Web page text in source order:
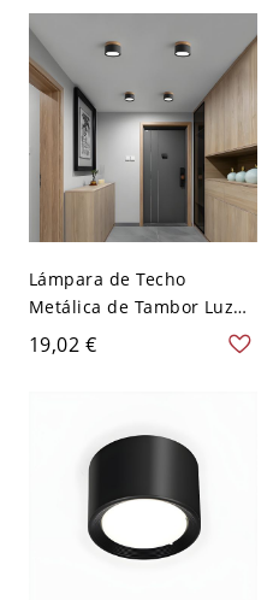
negro y luz blanca
Lámpara de Techo
Metálica de Tambor Luz
de Techo LED Nórdica
para Cuarto - Negro 110 A
19,02 €